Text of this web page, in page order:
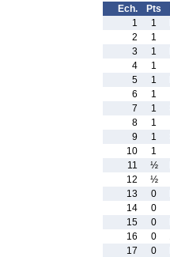
Ech. Pts
1
1
2
1
3
1
4
1
5
1
6
1
7
1
8
1
9
1
10
1
11
½
12
½
13
0
14
0
15
0
16
0
17
0